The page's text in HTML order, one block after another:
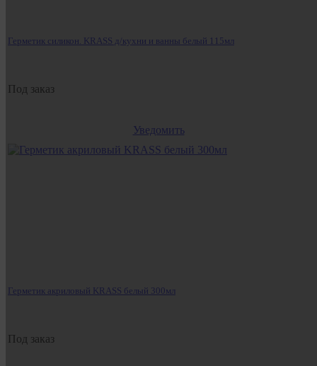
Герметик силикон. KRASS д/кухни и ванны белый 115мл
Под заказ
Уведомить
Герметик акриловый KRASS белый 300мл
Под заказ